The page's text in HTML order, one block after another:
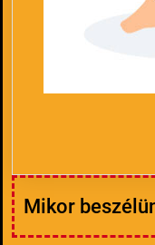
Mikor